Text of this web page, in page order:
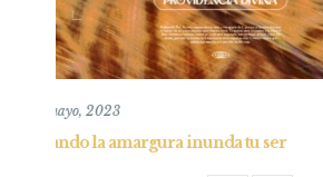
Entendiendo y